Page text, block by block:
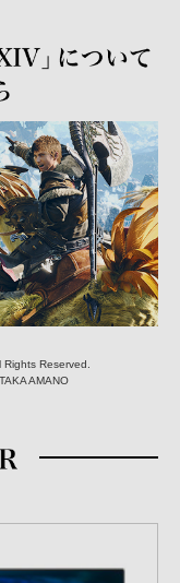
Reserved.
AMANO